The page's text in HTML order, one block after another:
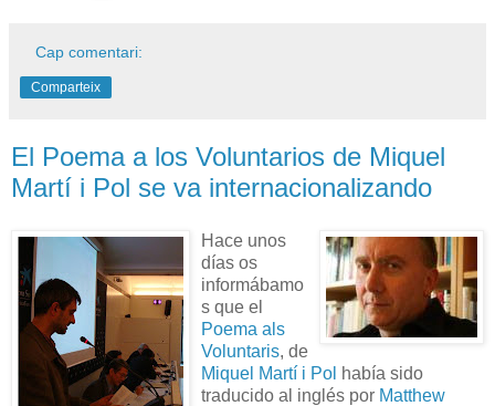
Cap comentari:
Comparteix
El Poema a los Voluntarios de Miquel
Martí i Pol se va internacionalizando
Hace unos
días os
informábamo
s que el
Poema als
Voluntaris, de
Miquel Martí i Pol había sido
traducido al inglés por Matthew